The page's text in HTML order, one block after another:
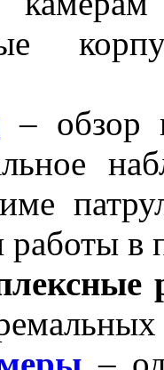
– обзор
работы в